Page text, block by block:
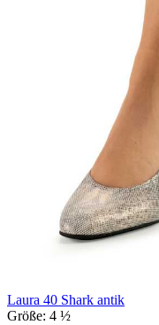
Laura 40 Shark antik
Größe: 4 ½